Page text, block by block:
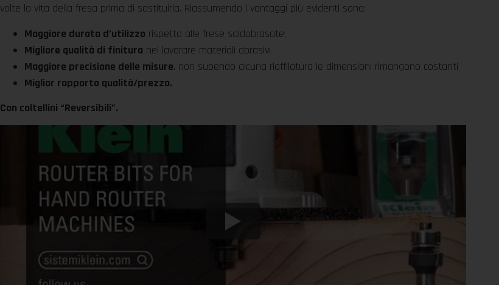
volte la vita della fresa prima di sostituirla. Riassumendo i vantaggi più evidenti sono:
Maggiore durata d’utilizzo rispetto alle frese saldobrasate;
Migliore qualità di finitura nel lavorare materiali abrasivi
Maggiore precisione delle misure. non subendo alcuna riaffilatura le dimensioni rimangono costanti
Miglior rapporto qualità/prezzo.
Con coltellini “Reversibili”.